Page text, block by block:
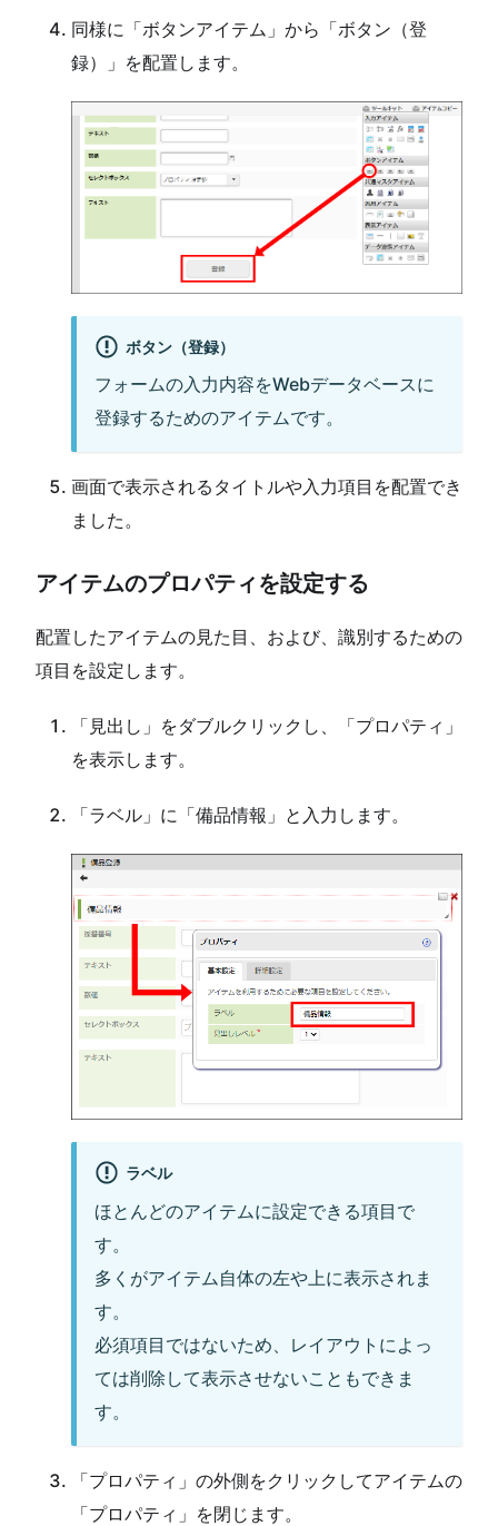
同様に「ボタンアイテム」から「ボタン（登
録）」を配置します。
ボタン（登録）
フォームの入力内容をWebデータベースに
登録するためのアイテムです。
画面で表示されるタイトルや入力項目を配置でき
ました。
アイテムのプロパティを設定する
配置したアイテムの見た目、および、識別するための
項目を設定します。
「見出し」をダブルクリックし、「プロパティ」
を表示します。
「ラベル」に「備品情報」と入力します。
ラベル
ほとんどのアイテムに設定できる項目で
す。
多くがアイテム自体の左や上に表示されま
す。
必須項目ではないため、レイアウトによっ
ては削除して表示させないこともできま
す。
「プロパティ」の外側をクリックしてアイテムの
「プロパティ」を閉じます。